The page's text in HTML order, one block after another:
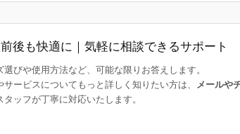
後も快適に｜気軽に相談できるサポート
選びや使用方法など、可能な限りお答えします。
サービスについてもっと詳しく知りたい方は、 メールや
タッフが丁寧に対応いたします。